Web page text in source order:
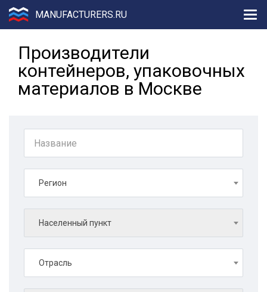
MANUFACTURERS.RU
Производители
контейнеров, упаковочных
материалов в Москве
Регион
Населенный пункт
Отрасль